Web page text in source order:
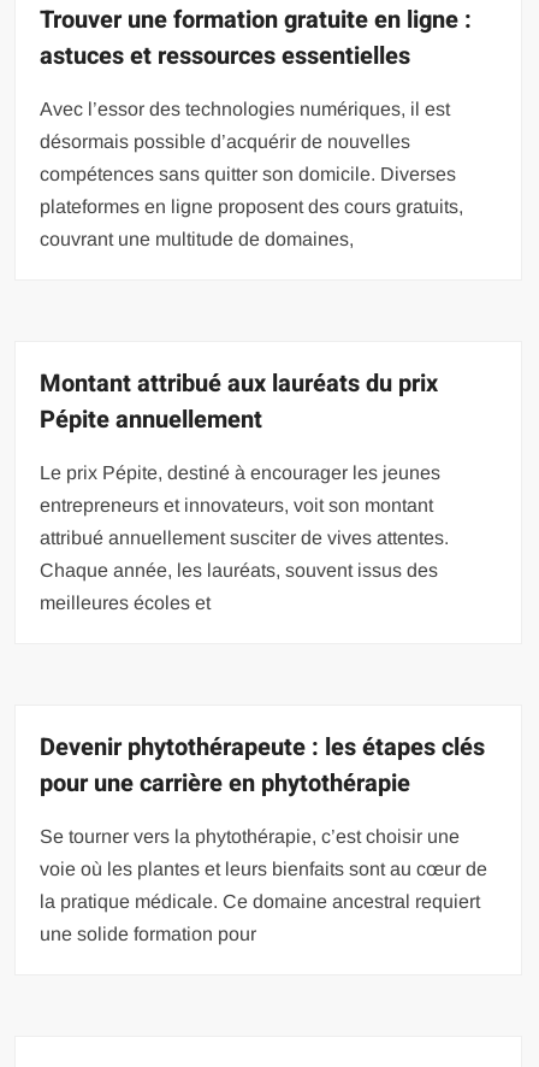
Trouver une formation gratuite en ligne :
astuces et ressources essentielles
Avec l’essor des technologies numériques, il est
désormais possible d’acquérir de nouvelles
compétences sans quitter son domicile. Diverses
plateformes en ligne proposent des cours gratuits,
couvrant une multitude de domaines,
Montant attribué aux lauréats du prix
Pépite annuellement
Le prix Pépite, destiné à encourager les jeunes
entrepreneurs et innovateurs, voit son montant
attribué annuellement susciter de vives attentes.
Chaque année, les lauréats, souvent issus des
meilleures écoles et
Devenir phytothérapeute : les étapes clés
pour une carrière en phytothérapie
Se tourner vers la phytothérapie, c’est choisir une
voie où les plantes et leurs bienfaits sont au cœur de
la pratique médicale. Ce domaine ancestral requiert
une solide formation pour